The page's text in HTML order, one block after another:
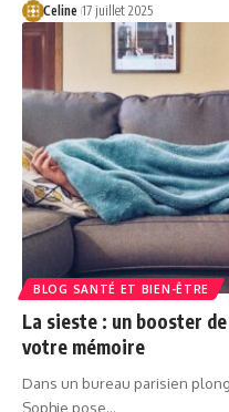
Celine 17 juillet 2025
BLOG SANTÉ ET BIEN-ÊTRE
La sieste : un booster
votre mémoire
Dans un bureau parisien
Sophie pose…